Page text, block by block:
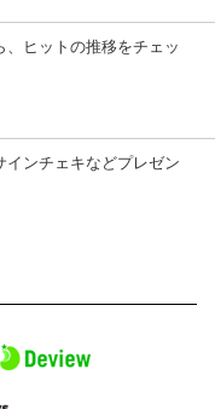
ヒットの推移をチェッ
ンチェキなどプレゼン